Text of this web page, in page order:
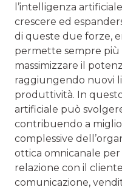
l’intelligenza
crescere ed
di queste due forze,
permette sempre
massimizzare il
raggiungendo nuovi
produttività. In
artificiale può
contribuendo a
complessive
ottica omnicanale per
relazione con il
comunicazione,